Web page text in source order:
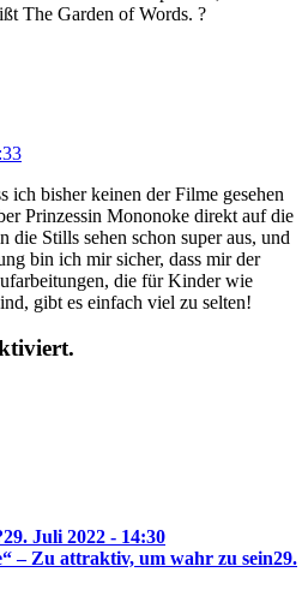
The Garden of Words. ?
ich bisher keinen der Filme gesehen
Prinzessin Mononoke direkt auf die
die Stills sehen schon super aus, und
bin ich mir sicher, dass mir der
die für Kinder wie
gibt es einfach viel zu selten!
29. Juli 2022 - 14:30
­– Zu attraktiv, um wahr zu sein29.